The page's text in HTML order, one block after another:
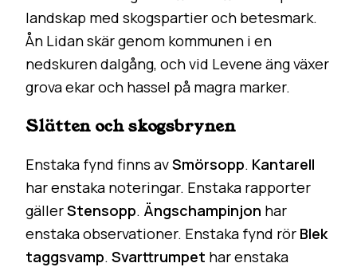
landskap med skogspartier och betesmark.
Ån Lidan skär genom kommunen i en
nedskuren dalgång, och vid Levene äng växer
grova ekar och hassel på magra marker.
Slätten och skogsbrynen
Enstaka fynd finns avSmörsopp. Kantarell
har enstaka noteringar. Enstaka rapporter
gällerStensopp. Ängschampinjon har
enstaka observationer. Enstaka fynd rör Blek
taggsvamp. Svarttrumpet har enstaka